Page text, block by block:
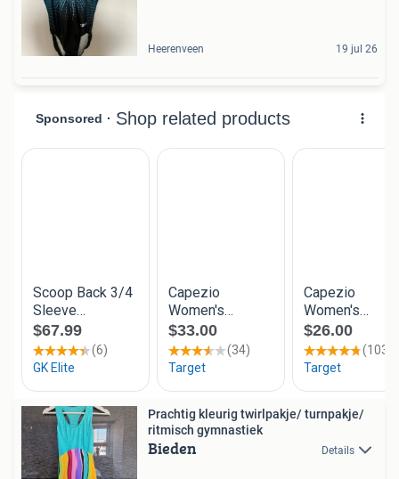
Heerenveen 19 jul 26
Prachtig kleurig twirlpakje/ turnpakje/
ritmisch gymnastiek
Bieden Details